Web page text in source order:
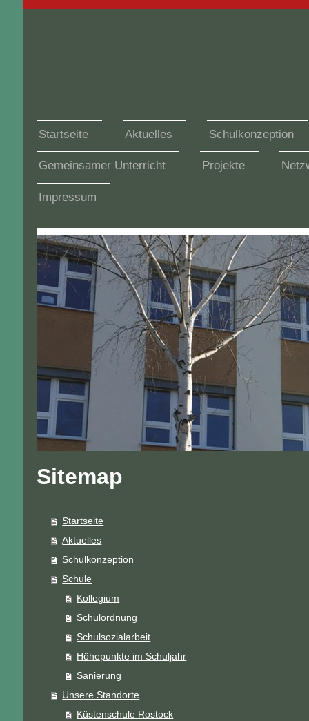
Startseite Aktuelles Schulkonzeption
Gemeinsamer Unterricht Projekte
Impressum
Sitemap
Startseite
Aktuelles
Schulkonzeption
Schule
Kollegium
Schulordnung
Schulsozialarbeit
Höhepunkte im Schuljahr
Sanierung
Unsere Standorte
Küstenschule Rostock